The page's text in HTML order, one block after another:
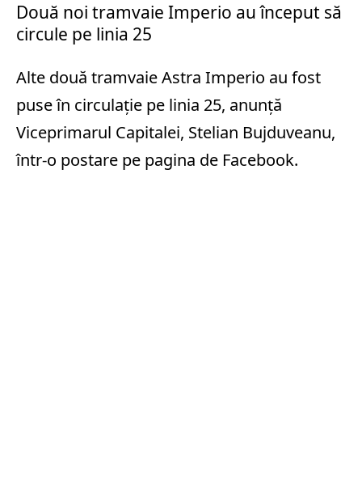
Două noi tramvaie Imperio au început să
circule pe linia 25
Alte două tramvaie Astra Imperio au fost
puse în circulație pe linia 25, anunță
Viceprimarul Capitalei, Stelian Bujduveanu,
într-o postare pe pagina de Facebook.